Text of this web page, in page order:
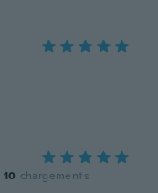
10 chargements